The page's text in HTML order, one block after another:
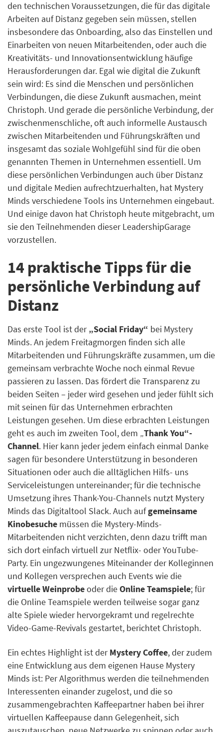
den technischen Voraussetzungen, die für das digitale
Arbeiten auf Distanz gegeben sein müssen, stellen
insbesondere das Onboarding, also das Einstellen und
Einarbeiten von neuen Mitarbeitenden, oder auch die
Kreativitäts- und Innovationsentwicklung häufige
Herausforderungen dar. Egal wie digital die Zukunft
sein wird: Es sind die Menschen und persönlichen
Verbindungen, die diese Zukunft ausmachen, meint
Christoph. Und gerade die persönliche Verbindung, der
zwischenmenschliche, oft auch informelle Austausch
zwischen Mitarbeitenden und Führungskräften und
insgesamt das soziale Wohlgefühl sind für die oben
genannten Themen in Unternehmen essentiell. Um
diese persönlichen Verbindungen auch über Distanz
und digitale Medien aufrechtzuerhalten, hat Mystery
Minds verschiedene Tools ins Unternehmen eingebaut.
Und einige davon hat Christoph heute mitgebracht, um
sie den Teilnehmenden dieser LeadershipGarage
vorzustellen.
14 praktische Tipps für die
persönliche Verbindung auf
Distanz
Das erste Tool ist der„Social Friday“ bei Mystery
Minds. An jedem Freitagmorgen finden sich alle
Mitarbeitenden und Führungskräfte zusammen, um die
gemeinsam verbrachte Woche noch einmal Revue
passieren zu lassen. Das fördert die Transparenz zu
beiden Seiten – jeder wird gesehen und jeder fühlt sich
mit seinen für das Unternehmen erbrachten
Leistungen gesehen. Um diese erbrachten Leistungen
geht es auch im zweiten Tool, dem „Thank You“-
Channel. Hier kann jeder jedem einfach einmal Danke
sagen für besondere Unterstützung in besonderen
Situationen oder auch die alltäglichen Hilfs- uns
Serviceleistungen untereinander; für die technische
Umsetzung ihres Thank-You-Channels nutzt Mystery
Minds das Digitaltool Slack. Auch aufgemeinsame
Kinobesuche müssen die Mystery-Minds-
Mitarbeitenden nicht verzichten, denn dazu trifft man
sich dort einfach virtuell zur Netflix- oder YouTube-
Party. Ein ungezwungenes Miteinander der Kolleginnen
und Kollegen versprechen auch Events wie die
virtuelle Weinprobeoder dieOnline Teamspiele; für
die Online Teamspiele werden teilweise sogar ganz
alte Spiele wieder hervorgekramt und regelrechte
Video-Game-Revivals gestartet, berichtet Christoph.
Ein echtes Highlight ist derMystery Coffee, der zudem
eine Entwicklung aus dem eigenen Hause Mystery
Minds ist: Per Algorithmus werden die teilnehmenden
Interessenten einander zugelost, und die so
zusammengebrachten Kaffeepartner haben bei ihrer
virtuellen Kaffeepause dann Gelegenheit, sich